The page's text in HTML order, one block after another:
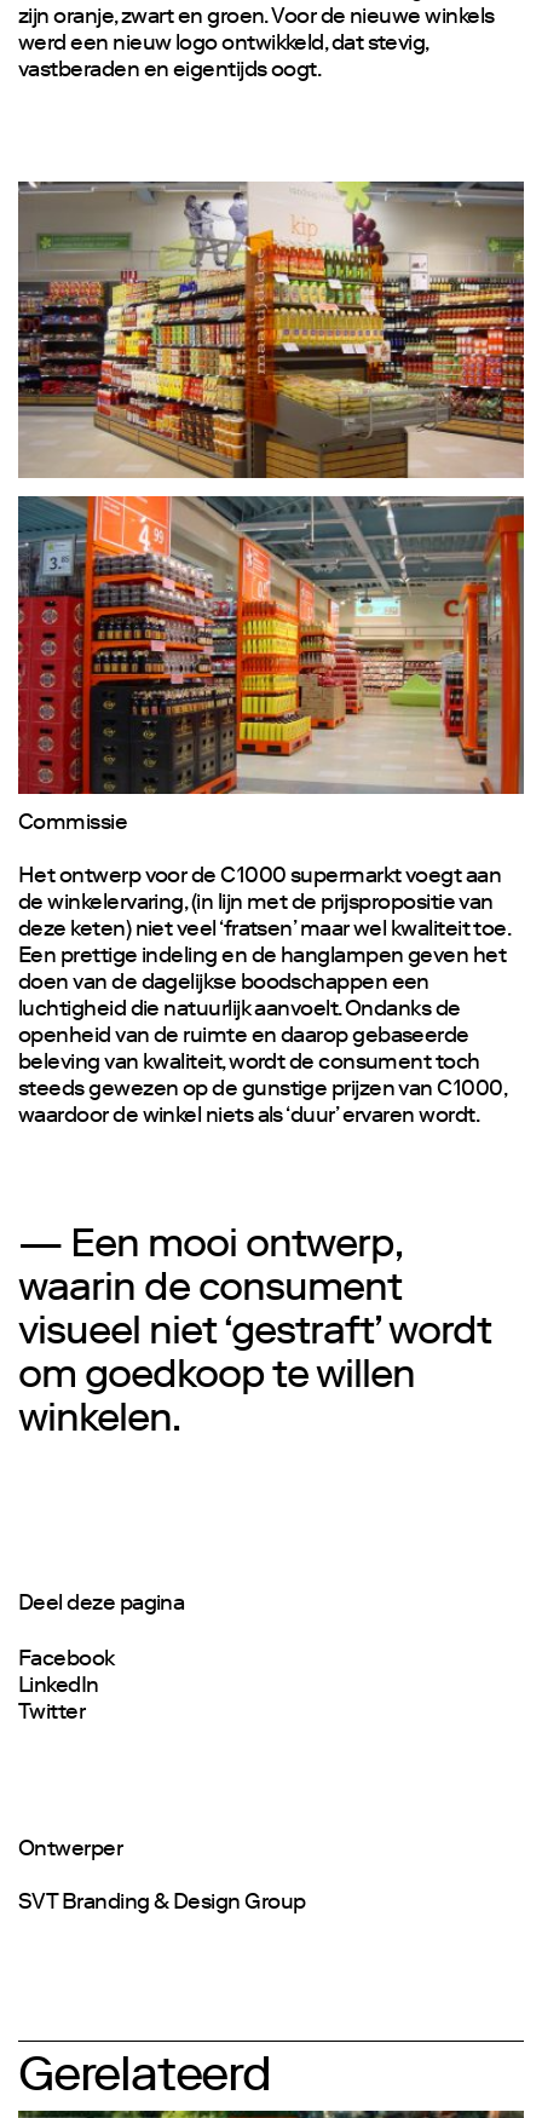
zijn oranje, zwart en groen. Voor de nieuwe winkels
werd een nieuw logo ontwikkeld, dat stevig,
vastberaden en eigentijds oogt.
Commissie
Het ontwerp voor de C1000 supermarkt voegt aan
de winkelervaring, (in lijn met de prijspropositie van
deze keten) niet veel ‘fratsen’ maar wel kwaliteit toe.
Een prettige indeling en de hanglampen geven het
doen van de dagelijkse boodschappen een
luchtigheid die natuurlijk aanvoelt. Ondanks de
openheid van de ruimte en daarop gebaseerde
beleving van kwaliteit, wordt de consument toch
steeds gewezen op de gunstige prijzen van C1000,
waardoor de winkel niets als ‘duur’ ervaren wordt.
— Een mooi ontwerp,
waarin de consument
visueel niet ‘gestraft’ wordt
om goedkoop te willen
winkelen.
Deel deze pagina
Facebook
LinkedIn
Twitter
Ontwerper
SVT Branding & Design Group
Gerelateerd